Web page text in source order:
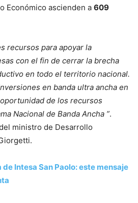
Económico ascienden a 609
recursos para apoyar la
con el fin de cerrar la brecha
en todo el territorio nacional.
en banda ultra ancha en
de los recursos
Nacional de Banda Ancha ”.
ministro de Desarrollo
de Intesa San Paolo: este mensaje